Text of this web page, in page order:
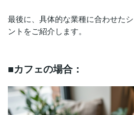
最後に、具体的な業種に合わせた
ントをご紹介します。
■カフェの場合：